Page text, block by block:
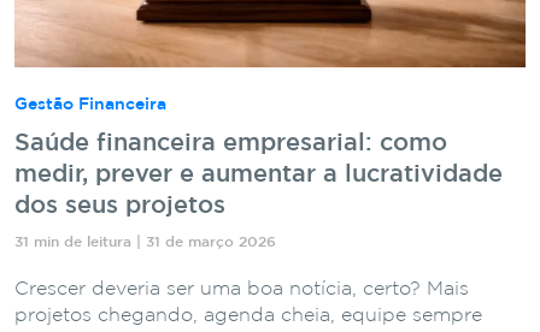
Gestão Financeira
Saúde financeira empresarial: como
medir, prever e aumentar a lucratividade
dos seus projetos
31 min de leitura | 31 de março 2026
Crescer deveria ser uma boa notícia, certo? Mais
projetos chegando, agenda cheia, equipe sempre